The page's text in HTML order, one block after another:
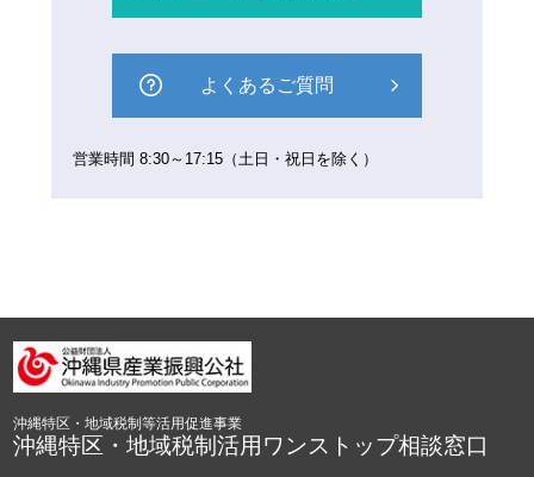
よくあるご質問
営業時間 8:30～17:15（土日・祝日を除く）
沖縄特区・地域税制等活用促進事業
沖縄特区・地域税制活用ワンストップ相談窓口